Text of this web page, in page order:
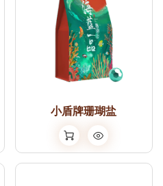
小盾牌珊瑚盐